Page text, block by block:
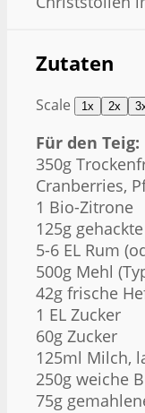
Zutaten
Scale 1x 2x
Für den Teig:
350g
Cranberries,
1 Bio-Zitrone
125g
5-6 EL Rum
500g Mehl
42g frische
1 EL Zucker
60g Zucker
125ml Milch,
250g weiche
75g